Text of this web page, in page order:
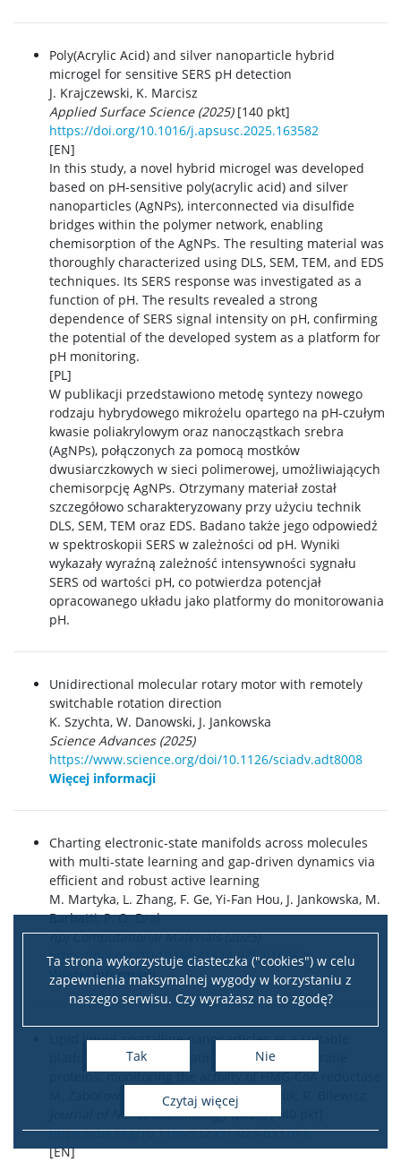
Ta strona wykorzystuje ciasteczka ("cookies") w celu
zapewnienia maksymalnej wygody w korzystaniu z
naszego serwisu. Czy wyrażasz na to zgodę?
Tak Nie
czytaj więcej
Poly(Acrylic Acid) and silver nanoparticle hybrid
microgel for sensitive SERS pH detection
J. Krajczewski, K. Marcisz
Applied Surface Science (2025) [140 pkt]
https://doi.org/10.1016/j.apsusc.2025.163582
[EN]
In this study, a novel hybrid microgel was developed
based on pH-sensitive poly(acrylic acid) and silver
nanoparticles (AgNPs), interconnected via disulfide
bridges within the polymer network, enabling
chemisorption of the AgNPs. The resulting material was
thoroughly characterized using DLS, SEM, TEM, and EDS
techniques. Its SERS response was investigated as a
function of pH. The results revealed a strong
dependence of SERS signal intensity on pH, confirming
the potential of the developed system as a platform for
pH monitoring.
[PL]
W publikacji przedstawiono metodę syntezy nowego
rodzaju hybrydowego mikrożelu opartego na pH-czułym
kwasie poliakrylowym oraz nanocząstkach srebra
(AgNPs), połączonych za pomocą mostków
dwusiarczkowych w sieci polimerowej, umożliwiających
chemisorpcję AgNPs. Otrzymany materiał został
szczegółowo scharakteryzowany przy użyciu technik
DLS, SEM, TEM oraz EDS. Badano także jego odpowiedź
w spektroskopii SERS w zależności od pH. Wyniki
wykazały wyraźną zależność intensywności sygnału
SERS od wartości pH, co potwierdza potencjał
opracowanego układu jako platformy do monitorowania
pH.
Unidirectional molecular rotary motor with remotely
switchable rotation direction
K. Szychta, W. Danowski, J. Jankowska
Science Advances (2025)
https://www.science.org/doi/10.1126/sciadv.adt8008
Więcej informacji
Charting electronic-state manifolds across molecules
with multi-state learning and gap-driven dynamics via
efficient and robust active learning
M. Martyka, L. Zhang, F. Ge, Yi-Fan Hou, J. Jankowska, M.
Barbatti, P. O. Dral
npj Computational Materials (2025)
https://doi.org/10.1038/s41524-025-01636-z
Więcej informacji
Lipid liquid-crystalline nanoparticles as a suitable
platform for accommodating sensitive membrane
proteins: monitoring the activity of HMG-CoA reductase
M. Zaborowska-Mazurkiewicz, E. Nazaruk, R. Bilewicz
Journal of Nanobiotechnology (2025)[140 pkt]
https://doi.org/10.1186/s12951-025-03370-6
[EN]